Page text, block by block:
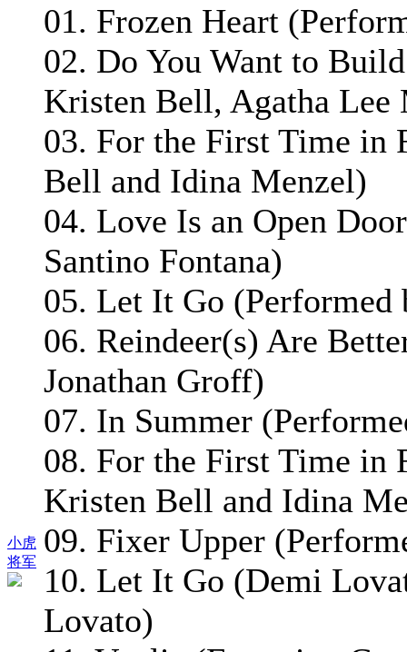
小虎
将军
01. Frozen Heart
02. Do You Want to
Kristen Bell, Agatha Lee
03. For the First Time in
Bell and Idina Menzel)
04. Love Is an Open
Santino Fontana)
05. Let It Go
06. Reindeer(s) Are
Jonathan Groff)
07. In Summer
08. For the First Time in
Kristen Bell and Idina
09. Fixer Upper
10. Let It Go (Demi
Lovato)